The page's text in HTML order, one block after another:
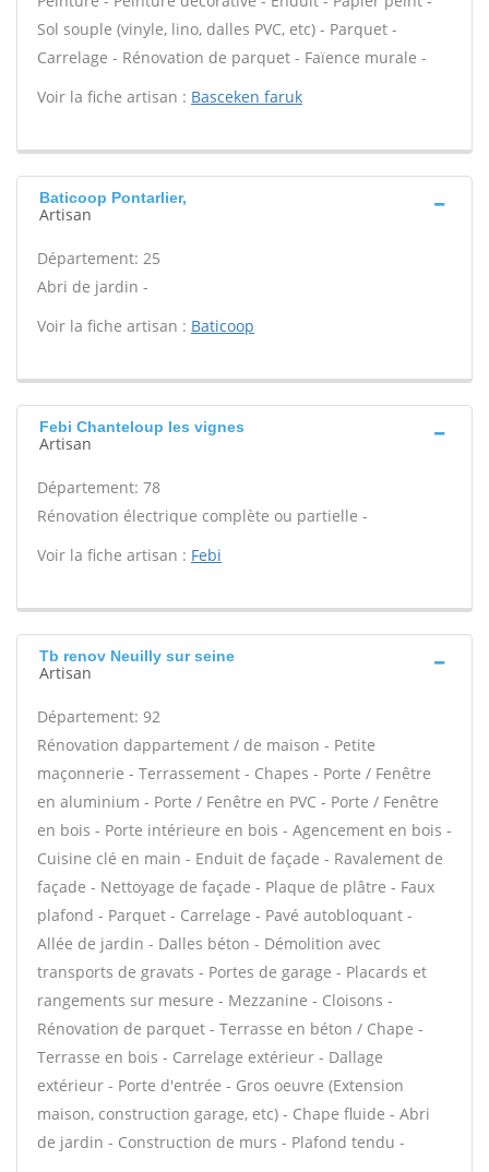
Sol souple (vinyle, lino, dalles PVC, etc) - Parquet -
Carrelage - Rénovation de parquet - Faïence murale -
Voir la fiche artisan : Basceken faruk
Baticoop Pontarlier,
Artisan
Département: 25
Abri de jardin -
Voir la fiche artisan : Baticoop
Febi Chanteloup les vignes
Artisan
Département: 78
Rénovation électrique complète ou partielle -
Voir la fiche artisan : Febi
Tb renov Neuilly sur seine
Artisan
Département: 92
Rénovation dappartement / de maison - Petite
maçonnerie - Terrassement - Chapes - Porte / Fenêtre
en aluminium - Porte / Fenêtre en PVC - Porte / Fenêtre
en bois - Porte intérieure en bois - Agencement en bois -
Cuisine clé en main - Enduit de façade - Ravalement de
façade - Nettoyage de façade - Plaque de plâtre - Faux
plafond - Parquet - Carrelage - Pavé autobloquant -
Allée de jardin - Dalles béton - Démolition avec
transports de gravats - Portes de garage - Placards et
rangements sur mesure - Mezzanine - Cloisons -
Rénovation de parquet - Terrasse en béton / Chape -
Terrasse en bois - Carrelage extérieur - Dallage
extérieur - Porte d'entrée - Gros oeuvre (Extension
maison, construction garage, etc) - Chape fluide - Abri
de jardin - Construction de murs - Plafond tendu -